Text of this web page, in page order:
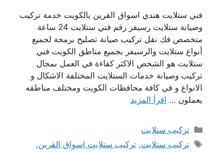
فني ستلايت هندي اسواق القرين بالكويت خدمة تركيب
وصيانة ستلايت رسيفر رقم فني ستلايت 24 ساعة
متخصص فك نقل تركيب صيانة تصليح برمجة لجميع
أنواع ستلايت والرسيفر بجميع مناطق الكويت فني
ستلايت هو الشخص الاكثر كفاءة في العمل بمجال
تركيب وصيانة خدمات الستلايت المختلفة الاشكال و
الانواع و في كافة محافظات الكويت ومختلف مناطقه
يعملون … اقرأ المزيد
التصنيفات
تركيب ستلايت
الوسوم
تركيب ستلايت,تركيب ستلايت اسواق القرين,